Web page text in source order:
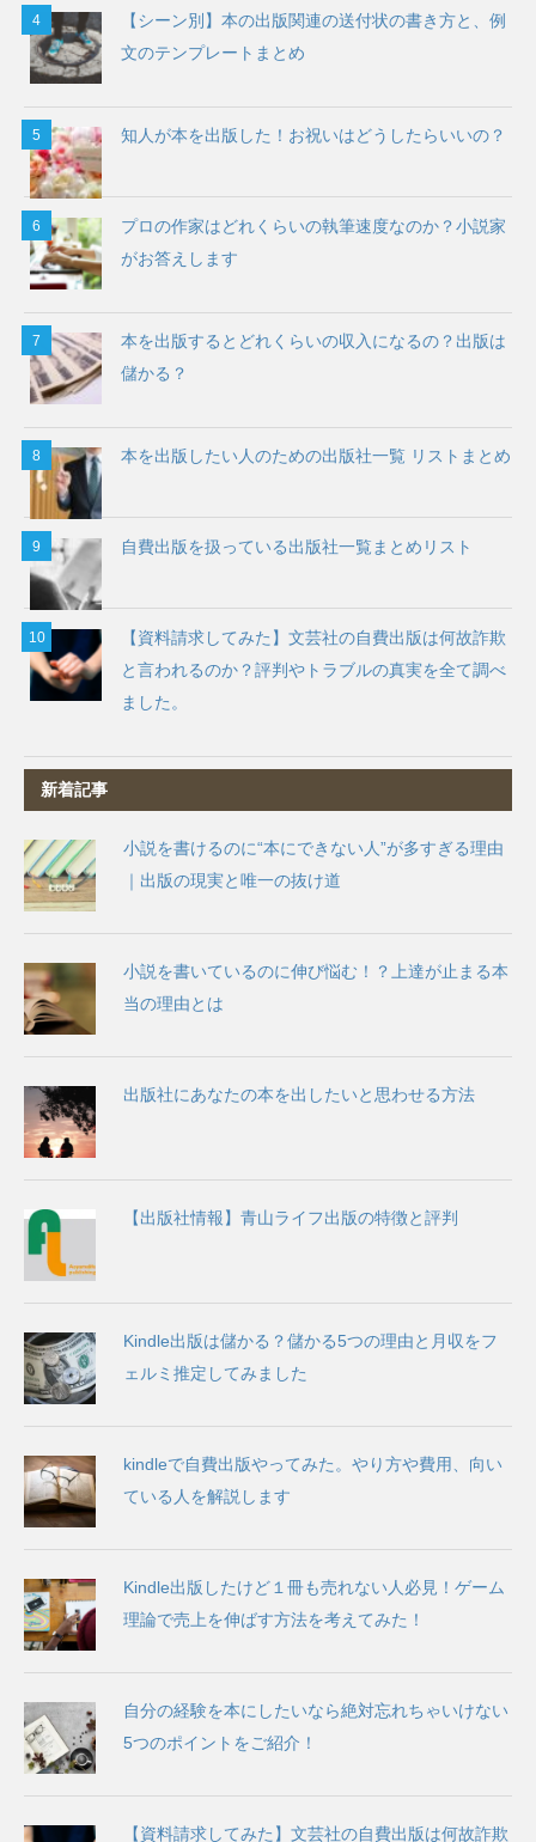
【シーン別】本の出版関連の送付状の書き方と、例
文のテンプレートまとめ
知人が本を出版した！お祝いはどうしたらいいの？
プロの作家はどれくらいの執筆速度なのか？小説家
がお答えします
本を出版するとどれくらいの収入になるの？出版は
儲かる？
本を出版したい人のための出版社一覧 リストまとめ
自費出版を扱っている出版社一覧まとめリスト
【資料請求してみた】文芸社の自費出版は何故詐欺
と言われるのか？評判やトラブルの真実を全て調べ
ました。
新着記事
小説を書けるのに“本にできない人”が多すぎる理由
｜出版の現実と唯一の抜け道
小説を書いているのに伸び悩む！？上達が止まる本
当の理由とは
出版社にあなたの本を出したいと思わせる方法
【出版社情報】青山ライフ出版の特徴と評判
Kindle出版は儲かる？儲かる5つの理由と月収をフ
ェルミ推定してみました
kindleで自費出版やってみた。やり方や費用、向い
ている人を解説します
Kindle出版したけど１冊も売れない人必見！ゲーム
理論で売上を伸ばす方法を考えてみた！
自分の経験を本にしたいなら絶対忘れちゃいけない
5つのポイントをご紹介！
【資料請求してみた】文芸社の自費出版は何故詐欺